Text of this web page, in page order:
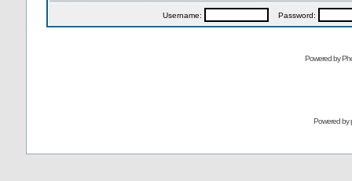
Username: Password:
Powered by
Powered by